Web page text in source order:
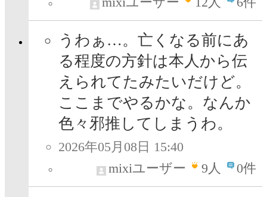
うわぁ…。亡くなる前にあ
る程度の方針は本人から伝
えられてたみたいだけど。
ここまでやるかな。なんか
色々邪推してしまうわ。
2026年05月08日 15:40
mixiユーザー
9人 0件